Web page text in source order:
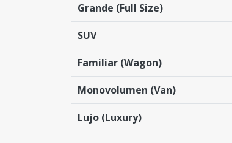
Grande (Full Size)
SUV
Familiar (Wagon)
Monovolumen (Van)
Lujo (Luxury)